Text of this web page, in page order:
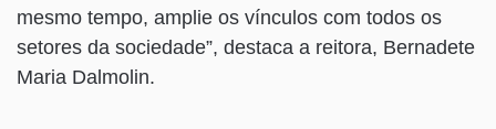
mesmo tempo, amplie os vínculos com todos os
setores da sociedade”, destaca a reitora, Bernadete
Maria Dalmolin.